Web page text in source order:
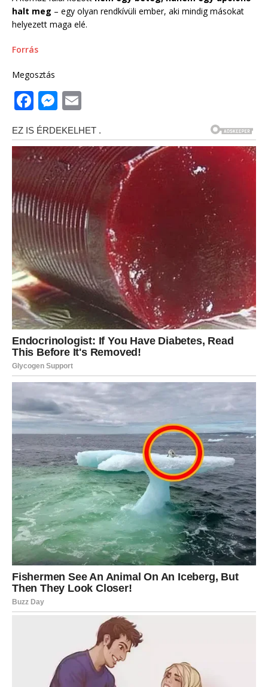
halt meg – egy olyan rendkívüli ember, aki mindig másokat
helyezett maga elé.
Forrás
Megosztás
F
a
c
e
b
o
o
k
M
ss
e
n
g
e
r
ai
l